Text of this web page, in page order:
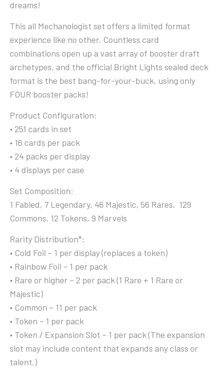
dreams!
This all Mechanologist set offers a limited format
experience like no other. Countless card
combinations open up a vast array of booster draft
archetypes, and the official Bright Lights sealed deck
format is the best bang-for-your-buck, using only
FOUR booster packs!
Product Configuration:
• 251 cards in set
• 16 cards per pack
• 24 packs per display
• 4 displays per case
Set Composition:
1 Fabled, 7 Legendary, 46 Majestic, 56 Rares, 129
Commons, 12 Tokens, 9 Marvels
Rarity Distribution*:
• Cold Foil – 1 per display (replaces a token)
• Rainbow Foil – 1 per pack
• Rare or higher – 2 per pack (1 Rare + 1 Rare or
Majestic)
• Common – 11 per pack
• Token – 1 per pack
• Token / Expansion Slot – 1 per pack (The expansion
slot may include content that expands any class or
talent.)